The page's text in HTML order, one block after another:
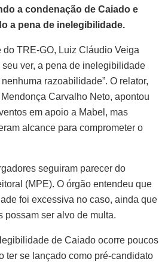
a condenação de Caiado e
a pena de inelegibilidade.
do TRE-GO, Luiz Cláudio Veiga
seu ver, a pena de inelegibilidade
razoabilidade”. O relator,
Carvalho Neto, apontou
em apoio a Mabel, mas
alcance para comprometer o
seguiram parecer do
(MPE). O órgão entendeu que
foi excessiva no caso, ainda que
possam ser alvo de multa.
de Caiado ocorre poucos
ter se lançado como pré-candidato